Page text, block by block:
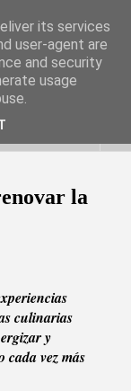
de las
la
culinarias
y
vez más
its services
user-agent are
and security
usage